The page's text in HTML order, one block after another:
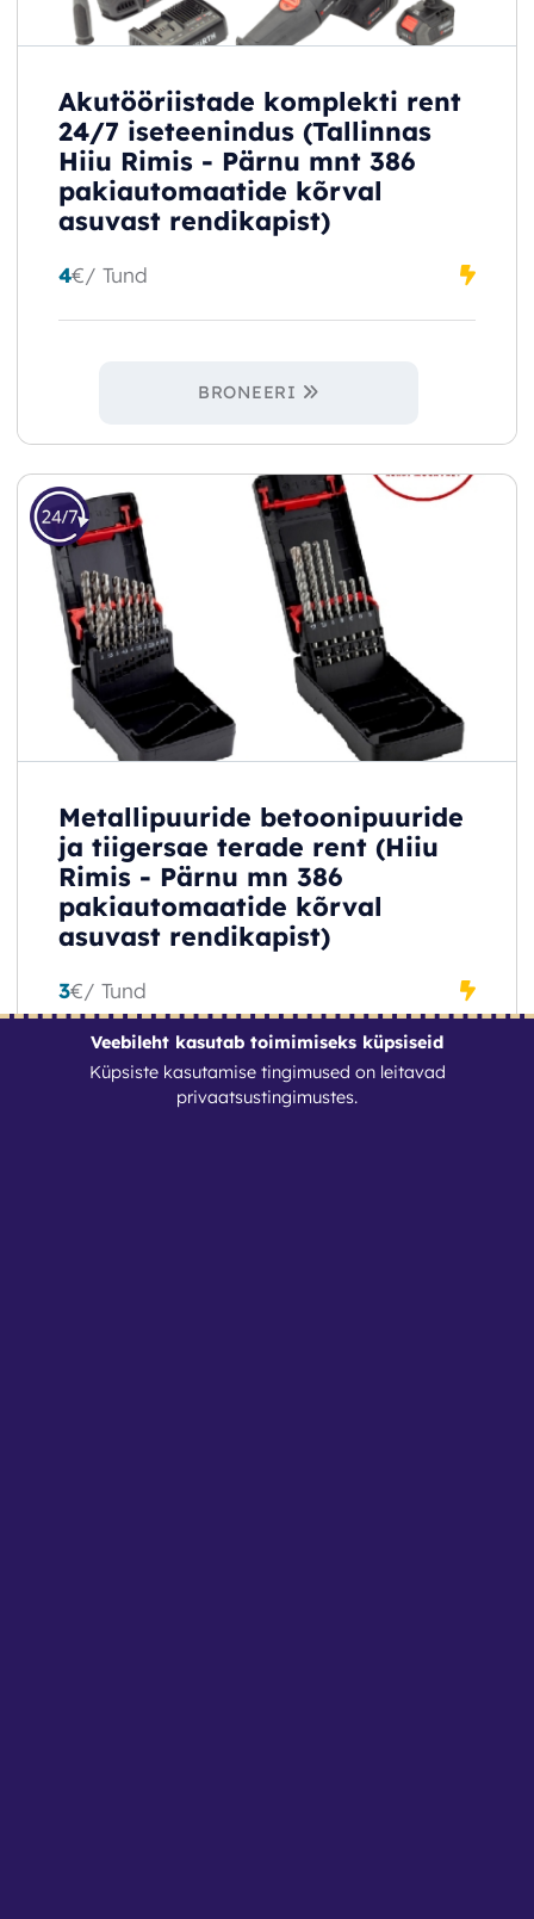
Akutööriistade komplekti rent
24/7 iseteenindus (Tallinnas
Hiiu Rimis - Pärnu mnt 386
pakiautomaatide kõrval
asuvast rendikapist)
4€/ Tund
BRONEERI
Metallipuuride betoonipuuride
ja tiigersae terade rent (Hiiu
Rimis - Pärnu mn 386
pakiautomaatide kõrval
asuvast rendikapist)
3€/ Tund
BRONEERI
Veebileht kasutab toimimiseks küpsiseid
Küpsiste kasutamise tingimused on leitavad
privaatsustingimustes.